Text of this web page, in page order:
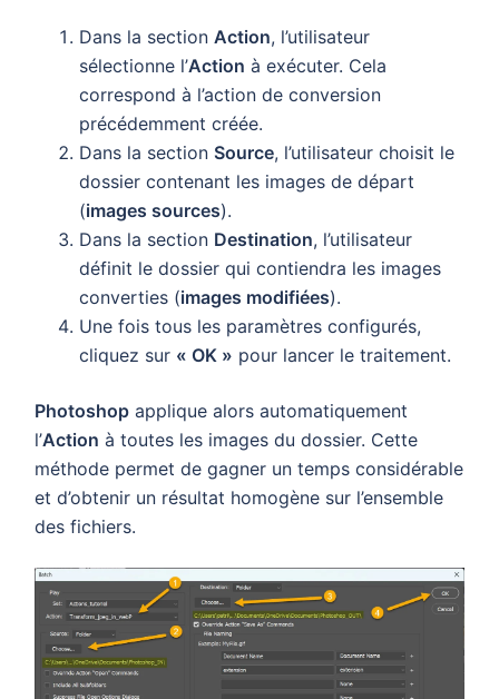
Dans la section Action, l’utilisateur
sélectionne l’Action à exécuter. Cela
correspond à l’action de conversion
précédemment créée.
Dans la section Source, l’utilisateur choisit le
dossier contenant les images de départ
(images sources).
Dans la section Destination, l’utilisateur
définit le dossier qui contiendra les images
converties (images modifiées).
Une fois tous les paramètres configurés,
cliquez sur « OK » pour lancer le traitement.
Photoshop applique alors automatiquement
l’Action à toutes les images du dossier. Cette
méthode permet de gagner un temps considérable
et d’obtenir un résultat homogène sur l’ensemble
des fichiers.